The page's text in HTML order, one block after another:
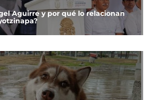
Aguirre y por qué lo relacionan